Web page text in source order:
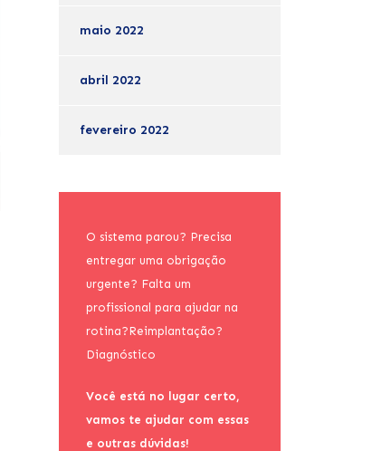
maio 2022
abril 2022
fevereiro 2022
O sistema parou? Precisa
entregar uma obrigação
urgente? Falta um
profissional para ajudar na
rotina?Reimplantação?
Diagnóstico
Você está no lugar certo,
vamos te ajudar com essas
e outras dúvidas!